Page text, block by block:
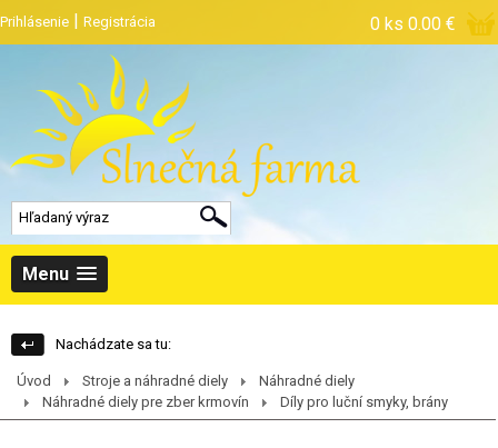
Prihlásenie | Registrácia 0 ks 0.00 €
Menu
Nachádzate sa tu:
Úvod Stroje a náhradné diely
Náhradné diely
Náhradné diely pre zber krmovín
Díly pro luční smyky, brány